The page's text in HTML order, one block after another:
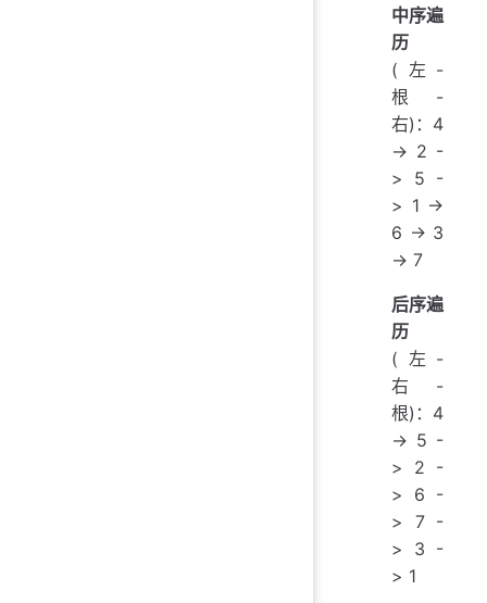
中序遍
历
(左-
根-
右)：4
-> 2 -
> 5 -
> 1 ->
6 -> 3
-> 7
后序遍
历
(左-
右-
根)：4
-> 5 -
> 2 -
> 6 -
> 7 -
> 3 -
> 1